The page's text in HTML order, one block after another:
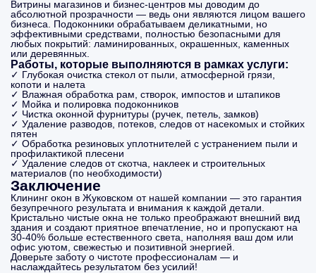
Витрины магазинов и бизнес-центров мы доводим до
абсолютной прозрачности — ведь они являются лицом вашего
бизнеса. Подоконники обрабатываем деликатными, но
эффективными средствами, полностью безопасными для
любых покрытий: ламинированных, окрашенных, каменных
или деревянных.
Работы, которые выполняются в рамках услуги:
✓ Глубокая очистка стекол от пыли, атмосферной грязи,
копоти и налета
✓ Влажная обработка рам, створок, импостов и штапиков
✓ Мойка и полировка подоконников
✓ Чистка оконной фурнитуры (ручек, петель, замков)
✓ Удаление разводов, потеков, следов от насекомых и стойких
пятен
✓ Обработка резиновых уплотнителей с устранением пыли и
профилактикой плесени
✓ Удаление следов от скотча, наклеек и строительных
материалов (по необходимости)
Заключение
Клининг окон в Жуковском от нашей компании — это гарантия
безупречного результата и внимания к каждой детали.
Кристально чистые окна не только преображают внешний вид
здания и создают приятное впечатление, но и пропускают на
30-40% больше естественного света, наполняя ваш дом или
офис уютом, свежестью и позитивной энергией.
Доверьте заботу о чистоте профессионалам — и
наслаждайтесь результатом без усилий!